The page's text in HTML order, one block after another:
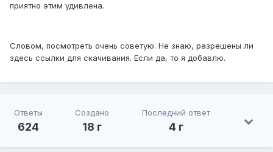
приятно этим удивлена.
Словом, посмотреть очень советую. Не знаю, разрешены ли
здесь ссылки для скачивания. Если да, то я добавлю.
Ответы
624
Создано
18 г
Последний ответ
4 г